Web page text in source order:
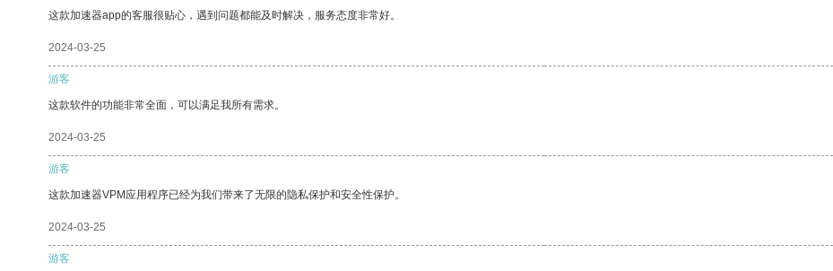
这款加速器app的客服很贴心，遇到问题都能及时解决，服务态度非常好。
2024-03-25
游客
这款软件的功能非常全面，可以满足我所有需求。
2024-03-25
游客
这款加速器VPM应用程序已经为我们带来了无限的隐私保护和安全性保护。
2024-03-25
游客